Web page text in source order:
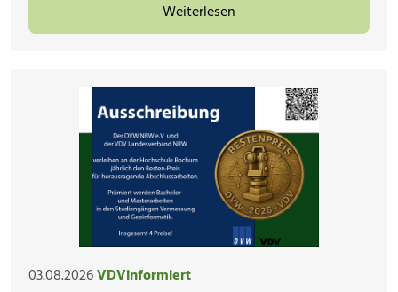
Weiterlesen
03.08.2026VDVinformiert